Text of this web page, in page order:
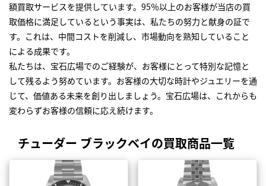
額買取サービスを提供しています。95％以上のお客様が当店の買
取価格に満足しているという事実は、私たちの努力と献身の証で
す。これは、中間コストを削減し、市場動向を熟知していること
による成果です。
私たちは、宝石広場でのご経験が、お客様にとって特別な記憶と
して残るよう努めています。お客様の大切な時計やジュエリーを通
じて、価値ある未来を創り出しましょう。宝石広場は、これからも
変わらずお客様の信頼に応え続けます。
チューダー ブラックベイの買取商品一覧